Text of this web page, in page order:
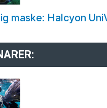
maske: Halcyon